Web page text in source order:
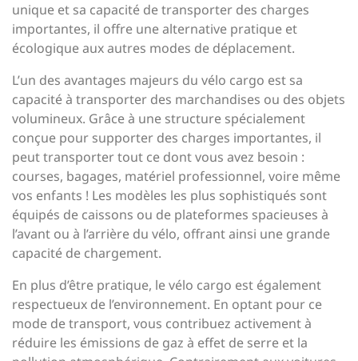
unique et sa capacité de transporter des charges
importantes, il offre une alternative pratique et
écologique aux autres modes de déplacement.
L’un des avantages majeurs du vélo cargo est sa
capacité à transporter des marchandises ou des objets
volumineux. Grâce à une structure spécialement
conçue pour supporter des charges importantes, il
peut transporter tout ce dont vous avez besoin :
courses, bagages, matériel professionnel, voire même
vos enfants ! Les modèles les plus sophistiqués sont
équipés de caissons ou de plateformes spacieuses à
l’avant ou à l’arrière du vélo, offrant ainsi une grande
capacité de chargement.
En plus d’être pratique, le vélo cargo est également
respectueux de l’environnement. En optant pour ce
mode de transport, vous contribuez activement à
réduire les émissions de gaz à effet de serre et la